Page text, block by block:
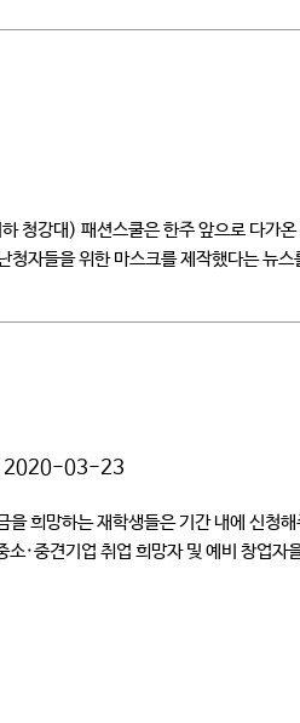
청강대) 패션스쿨은 한주 앞으로 다가
자들을 위한 마스크를 제작했다는 뉴
2020-03-23
희망하는 재학생들은 기간 내에 신청
중견기업 취업 희망자 및 예비 창업자